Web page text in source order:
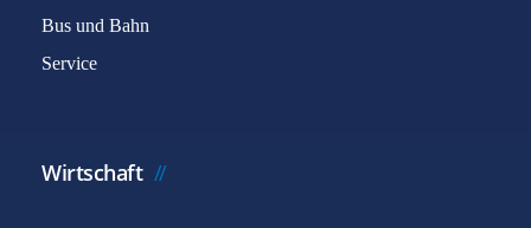
Bus und Bahn
Service
Wirtschaft